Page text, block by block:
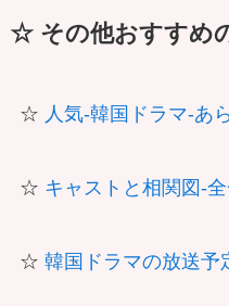
☆ その他おすすめ
☆ 人気-韓国ドラマ-あ
☆ キャストと相関図-
☆ 韓国ドラマの放送予